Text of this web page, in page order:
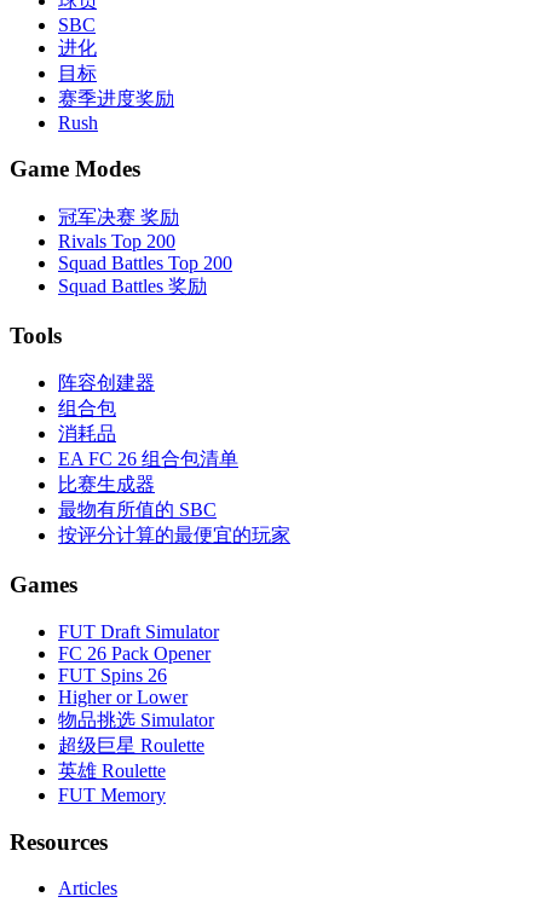
SBC
进化
目标
赛季进度奖励
Rush
Game Modes
冠军决赛 奖励
Rivals Top 200
Squad Battles Top 200
Squad Battles 奖励
Tools
阵容创建器
组合包
消耗品
EA FC 26 组合包清单
比赛生成器
最物有所值的 SBC
按评分计算的最便宜的玩家
Games
FUT Draft Simulator
FC 26 Pack Opener
FUT Spins 26
Higher or Lower
物品挑选 Simulator
超级巨星 Roulette
英雄 Roulette
FUT Memory
Resources
Articles